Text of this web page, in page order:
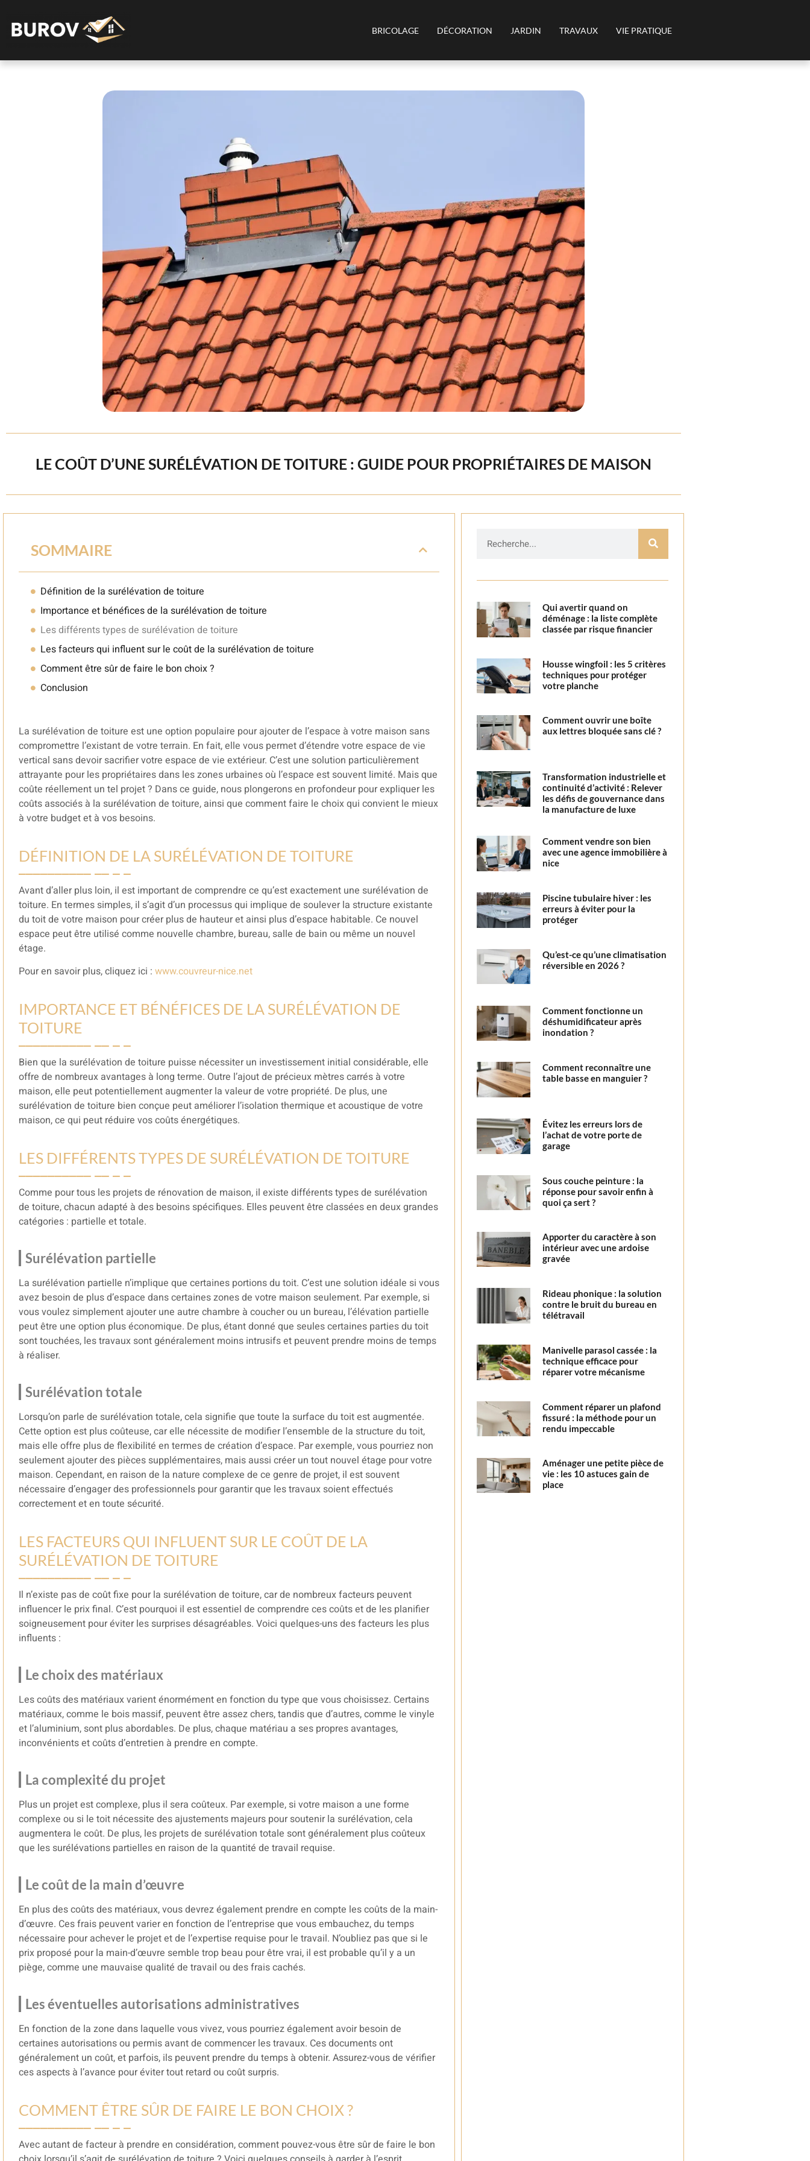
BRICOLAGE DÉCORATION JARDIN TRAVAUX VIE PRATIQUE
LE COÛT D’UNE SURÉLÉVATION DE TOITURE : GUIDE POUR PROPRIÉTAIRES DE MAISON
SOMMAIRE
Définition de la surélévation de toiture
Importance et bénéfices de la surélévation de toiture
Les différents types de surélévation de toiture
Les facteurs qui influent sur le coût de la surélévation de toiture
Comment être sûr de faire le bon choix ?
Conclusion
La surélévation de toiture est une option populaire pour ajouter de l’espace à votre maison sans
compromettre l’existant de votre terrain. En fait, elle vous permet d’étendre votre espace de vie
vertical sans devoir sacrifier votre espace de vie extérieur. C’est une solution particulièrement
attrayante pour les propriétaires dans les zones urbaines où l’espace est souvent limité. Mais que
coûte réellement un tel projet ? Dans ce guide, nous plongerons en profondeur pour expliquer les
coûts associés à la surélévation de toiture, ainsi que comment faire le choix qui convient le mieux
à votre budget et à vos besoins.
DÉFINITION DE LA SURÉLÉVATION DE TOITURE
Avant d’aller plus loin, il est important de comprendre ce qu’est exactement une surélévation de
toiture. En termes simples, il s’agit d’un processus qui implique de soulever la structure existante
du toit de votre maison pour créer plus de hauteur et ainsi plus d’espace habitable. Ce nouvel
espace peut être utilisé comme nouvelle chambre, bureau, salle de bain ou même un nouvel
étage.
Pour en savoir plus, cliquez ici : www.couvreur-nice.net
IMPORTANCE ET BÉNÉFICES DE LA SURÉLÉVATION DE
TOITURE
Bien que la surélévation de toiture puisse nécessiter un investissement initial considérable, elle
offre de nombreux avantages à long terme. Outre l’ajout de précieux mètres carrés à votre
maison, elle peut potentiellement augmenter la valeur de votre propriété. De plus, une
surélévation de toiture bien conçue peut améliorer l’isolation thermique et acoustique de votre
maison, ce qui peut réduire vos coûts énergétiques.
LES DIFFÉRENTS TYPES DE SURÉLÉVATION DE TOITURE
Comme pour tous les projets de rénovation de maison, il existe différents types de surélévation
de toiture, chacun adapté à des besoins spécifiques. Elles peuvent être classées en deux grandes
catégories : partielle et totale.
Surélévation partielle
La surélévation partielle n’implique que certaines portions du toit. C’est une solution idéale si vous
avez besoin de plus d’espace dans certaines zones de votre maison seulement. Par exemple, si
vous voulez simplement ajouter une autre chambre à coucher ou un bureau, l’élévation partielle
peut être une option plus économique. De plus, étant donné que seules certaines parties du toit
sont touchées, les travaux sont généralement moins intrusifs et peuvent prendre moins de temps
à réaliser.
Surélévation totale
Lorsqu’on parle de surélévation totale, cela signifie que toute la surface du toit est augmentée.
Cette option est plus coûteuse, car elle nécessite de modifier l’ensemble de la structure du toit,
mais elle offre plus de flexibilité en termes de création d’espace. Par exemple, vous pourriez non
seulement ajouter des pièces supplémentaires, mais aussi créer un tout nouvel étage pour votre
maison. Cependant, en raison de la nature complexe de ce genre de projet, il est souvent
nécessaire d’engager des professionnels pour garantir que les travaux soient effectués
correctement et en toute sécurité.
LES FACTEURS QUI INFLUENT SUR LE COÛT DE LA
SURÉLÉVATION DE TOITURE
Il n’existe pas de coût fixe pour la surélévation de toiture, car de nombreux facteurs peuvent
influencer le prix final. C’est pourquoi il est essentiel de comprendre ces coûts et de les planifier
soigneusement pour éviter les surprises désagréables. Voici quelques-uns des facteurs les plus
influents :
Le choix des matériaux
Les coûts des matériaux varient énormément en fonction du type que vous choisissez. Certains
matériaux, comme le bois massif, peuvent être assez chers, tandis que d’autres, comme le vinyle
et l’aluminium, sont plus abordables. De plus, chaque matériau a ses propres avantages,
inconvénients et coûts d’entretien à prendre en compte.
La complexité du projet
Plus un projet est complexe, plus il sera coûteux. Par exemple, si votre maison a une forme
complexe ou si le toit nécessite des ajustements majeurs pour soutenir la surélévation, cela
augmentera le coût. De plus, les projets de surélévation totale sont généralement plus coûteux
que les surélévations partielles en raison de la quantité de travail requise.
Le coût de la main d’œuvre
En plus des coûts des matériaux, vous devrez également prendre en compte les coûts de la main-
d’œuvre. Ces frais peuvent varier en fonction de l’entreprise que vous embauchez, du temps
nécessaire pour achever le projet et de l’expertise requise pour le travail. N’oubliez pas que si le
prix proposé pour la main-d’œuvre semble trop beau pour être vrai, il est probable qu’il y a un
piège, comme une mauvaise qualité de travail ou des frais cachés.
Les éventuelles autorisations administratives
En fonction de la zone dans laquelle vous vivez, vous pourriez également avoir besoin de
certaines autorisations ou permis avant de commencer les travaux. Ces documents ont
généralement un coût, et parfois, ils peuvent prendre du temps à obtenir. Assurez-vous de vérifier
ces aspects à l’avance pour éviter tout retard ou coût surpris.
COMMENT ÊTRE SÛR DE FAIRE LE BON CHOIX ?
Avec autant de facteur à prendre en considération, comment pouvez-vous être sûr de faire le bon
Qui avertir quand on
déménage : la liste complète
classée par risque financier
Housse wingfoil : les 5 critères
techniques pour protéger
votre planche
Comment ouvrir une boîte
aux lettres bloquée sans clé ?
Transformation industrielle et
continuité d’activité : Relever
les défis de gouvernance dans
la manufacture de luxe
Comment vendre son bien
avec une agence immobilière à
nice
Piscine tubulaire hiver : les
erreurs à éviter pour la
protéger
Qu’est-ce qu’une climatisation
réversible en 2026 ?
Comment fonctionne un
déshumidificateur après
inondation ?
Comment reconnaître une
table basse en manguier ?
Évitez les erreurs lors de
l’achat de votre porte de
garage
Sous couche peinture : la
réponse pour savoir enfin à
quoi ça sert ?
Apporter du caractère à son
intérieur avec une ardoise
gravée
Rideau phonique : la solution
contre le bruit du bureau en
télétravail
Manivelle parasol cassée : la
technique efficace pour
réparer votre mécanisme
Comment réparer un plafond
fissuré : la méthode pour un
rendu impeccable
Aménager une petite pièce de
vie : les 10 astuces gain de
place